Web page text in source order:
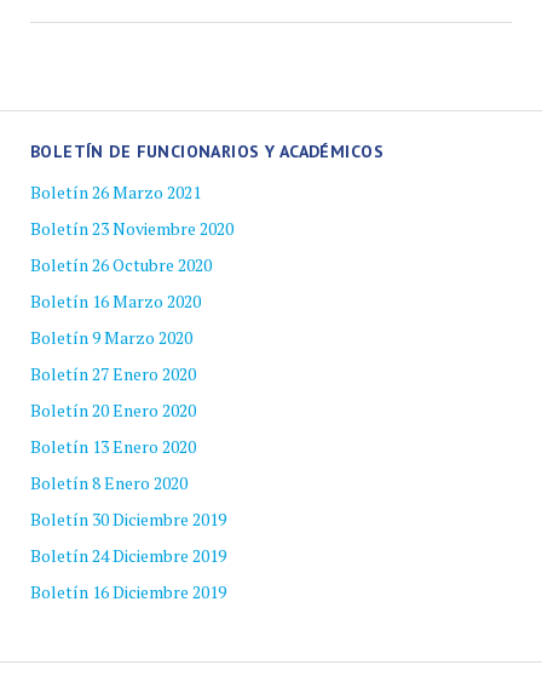
BOLETÍN DE FUNCIONARIOS Y ACADÉMICOS
Boletín 26 Marzo 2021
Boletín 23 Noviembre 2020
Boletín 26 Octubre 2020
Boletín 16 Marzo 2020
Boletín 9 Marzo 2020
Boletín 27 Enero 2020
Boletín 20 Enero 2020
Boletín 13 Enero 2020
Boletín 8 Enero 2020
Boletín 30 Diciembre 2019
Boletín 24 Diciembre 2019
Boletín 16 Diciembre 2019